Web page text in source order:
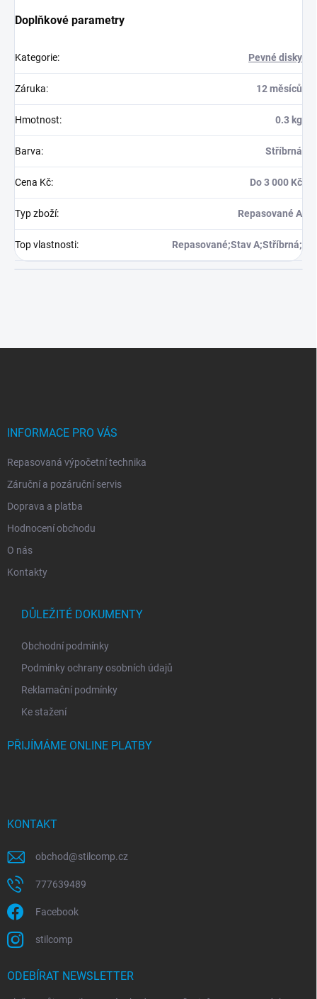
Doplňkové parametry
Kategorie: Pevné disky
Záruka: 12 měsíců
Hmotnost: 0.3 kg
Barva: Stříbrná
Cena Kč: Do 3 000 Kč
Typ zboží: Repasované A
Top vlastnosti: Repasované;Stav A;Stříbrná;
INFORMACE PRO VÁS
Repasovaná výpočetní technika
Záruční a pozáruční servis
Doprava a platba
Hodnocení obchodu
O nás
Kontakty
DŮLEŽITÉ DOKUMENTY
Obchodní podmínky
Podmínky ochrany osobních údajů
Reklamační podmínky
Ke stažení
PŘIJÍMÁME ONLINE PLATBY
KONTAKT
obchod@stilcomp.cz
777639489
Facebook
stilcomp
ODEBÍRAT NEWSLETTER